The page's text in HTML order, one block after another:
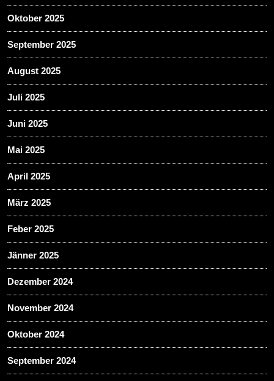
Oktober 2025
September 2025
August 2025
Juli 2025
Juni 2025
Mai 2025
April 2025
März 2025
Feber 2025
Jänner 2025
Dezember 2024
November 2024
Oktober 2024
September 2024